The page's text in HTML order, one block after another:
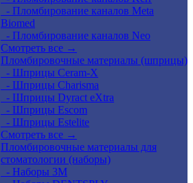
- Пломбирование каналов Meta
Biomed
- Пломбирование каналов Neo
Смотреть все →
Пломбировочные материалы (шприцы)
- Шприцы Ceram-X
- Шприцы Charisma
- Шприцы Dyract eXtra
- Шприцы Escom
- Шприцы Estelite
Смотреть все →
Пломбировочные материалы для
стоматологии (наборы)
- Наборы 3М